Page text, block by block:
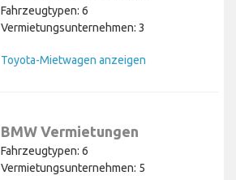
Fahrzeugtypen: 6
Vermietungsunternehmen: 3
Toyota-Mietwagen anzeigen
BMW Vermietungen
Fahrzeugtypen: 6
Vermietungsunternehmen: 5